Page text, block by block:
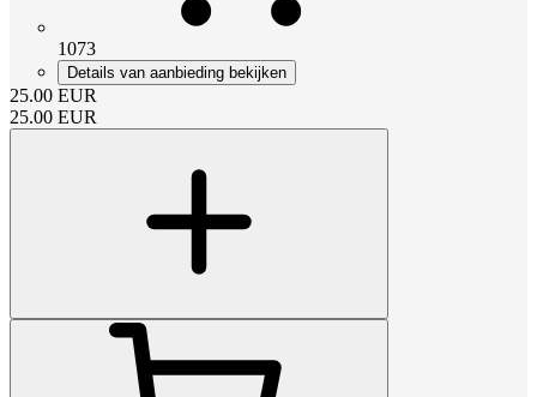
1073
Details van aanbieding bekijken
25.00 EUR
25.00 EUR